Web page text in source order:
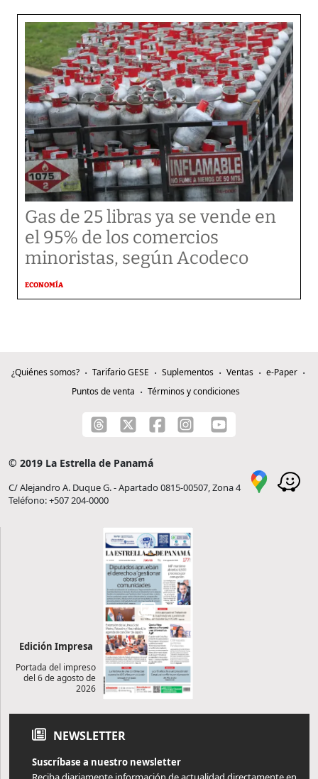
Gas de 25 libras ya se vende en
el 95% de los comercios
minoristas, según Acodeco
ECONOMÍA
¿Quiénes somos? Tarifario GESE Suplementos Ventas
e-Paper
Puntos de venta
Términos y condiciones
© 2019 La Estrella de Panamá
C/ Alejandro A. Duque G. - Apartado 0815-00507, Zona 4
Teléfono: +507 204-0000
Edición Impresa
Portada del impreso
del 6 de agosto de
2026
NEWSLETTER
Suscríbase a nuestro newsletter